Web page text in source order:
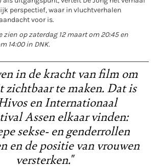
perspectief, waar in vluchtverhalen
voor is.
zien op zaterdag 12 maart om 20:45 en
14:00 in DNK.
in de kracht van film om
zichtbaar te maken. Dat is
en Internationaal
Assen elkaar vinden:
sekse- en genderrollen
en de positie van vrouwen
versterken."